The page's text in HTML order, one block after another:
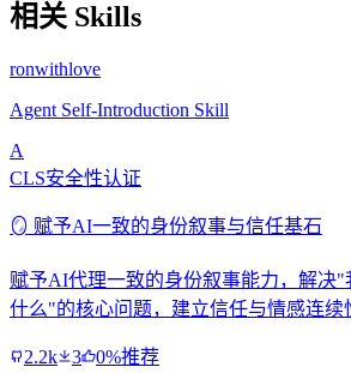
相关 Skills
ronwithlove
Agent Self-Introduction Skill
A
CLS安全性认证
🪞 赋予AI一致的身份叙事与信任基石
赋予AI代理一致的身份叙事能力，解决
什么"的核心问题，建立信任与情感连续
2.2k 3 0%推荐